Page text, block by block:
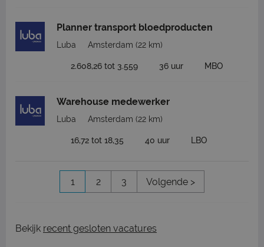
Planner transport bloedproducten
Luba Amsterdam (22 km)
2.608,26 tot 3.559 36 uur MBO
Warehouse medewerker
Luba Amsterdam (22 km)
16,72 tot 18,35 40 uur LBO
1 2 3 Volgende >
Bekijk recent gesloten vacatures